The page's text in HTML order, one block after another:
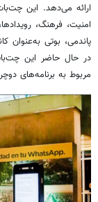
ارائه می‌دهد. این
امنیت، فرهنگ،
پاندمی، بوتیبه‌عنوان
در حال حاضر این
مربوط به برنامه‌های